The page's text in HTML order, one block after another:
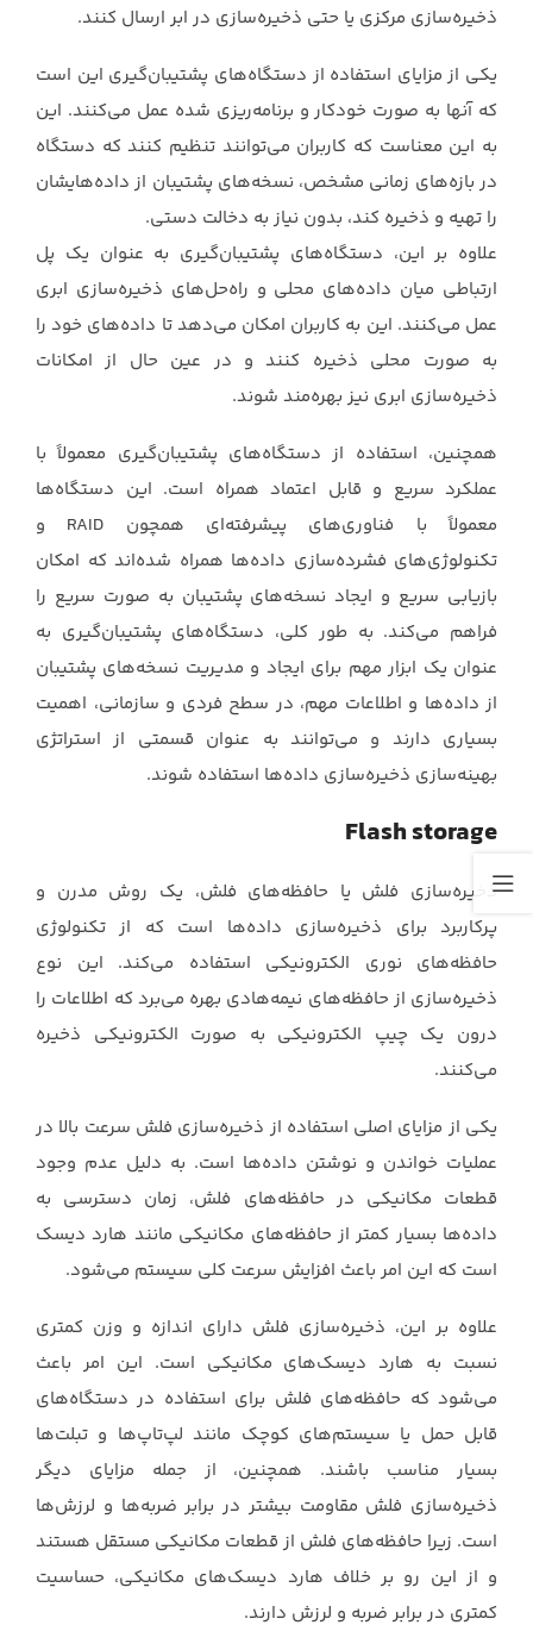
ذخیره‌سازی مرکزی یا ‏حتی ذخیره‌سازی در ابر ارسال کنند.‏
یکی از مزایای استفاده از دستگاه‌های پشتیبان‌گیری این است
که آنها به صورت خودکار و برنامه‌ریزی شده ‏عمل می‌کنند. این
به این معناست که کاربران می‌توانند تنظیم کنند که دستگاه
در بازه‌های زمانی ‏مشخص، نسخه‌های پشتیبان از داده‌هایشان
را تهیه و ذخیره کند، بدون نیاز به دخالت دستی.‏
علاوه بر این، دستگاه‌های پشتیبان‌گیری به عنوان یک پل
ارتباطی میان داده‌های محلی و راه‌حل‌های ‏ذخیره‌سازی ابری
عمل می‌کنند. این به کاربران امکان می‌دهد تا داده‌های خود را
به صورت محلی ذخیره ‏کنند و در عین حال از امکانات
ذخیره‌سازی ابری نیز بهره‌مند شوند.‏
همچنین، استفاده از دستگاه‌های پشتیبان‌گیری معمولاً با
عملکرد سریع و قابل اعتماد همراه است. این ‏دستگاه‌ها
معمولاً با فناوری‌های پیشرفته‌ای همچون ‏RAID‏ و
تکنولوژی‌های فشرده‌سازی داده‌ها همراه ‏شده‌اند که امکان
بازیابی سریع و ایجاد نسخه‌های پشتیبان به صورت سریع را
فراهم می‌کند.‏ به طور کلی، دستگاه‌های پشتیبان‌گیری به
عنوان یک ابزار مهم برای ایجاد و مدیریت نسخه‌های پشتیبان
‏از داده‌ها و اطلاعات مهم، در سطح فردی و سازمانی، اهمیت
بسیاری دارند و می‌توانند به عنوان قسمتی ‏از استراتژی
بهینه‌سازی ذخیره‌سازی داده‌ها استفاده شوند.‏
Flash storage
ذخیره‌سازی فلش یا حافظه‌های فلش، یک روش مدرن و
پرکاربرد برای ذخیره‌سازی داده‌ها است که از ‏تکنولوژی
حافظه‌های نوری الکترونیکی استفاده می‌کند. این نوع
ذخیره‌سازی از حافظه‌های نیمه‌هادی بهره ‏می‌برد که اطلاعات را
درون یک چیپ الکترونیکی به صورت الکترونیکی ذخیره
می‌کنند.‏
یکی از مزایای اصلی استفاده از ذخیره‌سازی فلش سرعت بالا در
عملیات خواندن و نوشتن داده‌ها است. به ‏دلیل عدم وجود
قطعات مکانیکی در حافظه‌های فلش، زمان دسترسی به
داده‌ها بسیار کمتر از حافظه‌های ‏مکانیکی مانند هارد دیسک
است که این امر باعث افزایش سرعت کلی سیستم می‌شود.‏
علاوه بر این، ذخیره‌سازی فلش دارای اندازه و وزن کمتری
نسبت به هارد دیسک‌های مکانیکی است. این ‏امر باعث
می‌شود که حافظه‌های فلش برای استفاده در دستگاه‌های
قابل حمل یا سیستم‌های کوچک مانند ‏لپ‌تاپ‌ها و تبلت‌ها
بسیار مناسب باشند.‏ همچنین، از جمله مزایای دیگر
ذخیره‌سازی فلش مقاومت بیشتر در برابر ضربه‌ها و لرزش‌ها
است. زیرا ‏حافظه‌های فلش از قطعات مکانیکی مستقل هستند
و از این رو بر خلاف هارد دیسک‌های مکانیکی، ‏حساسیت
کمتری در برابر ضربه و لرزش دارند.‏